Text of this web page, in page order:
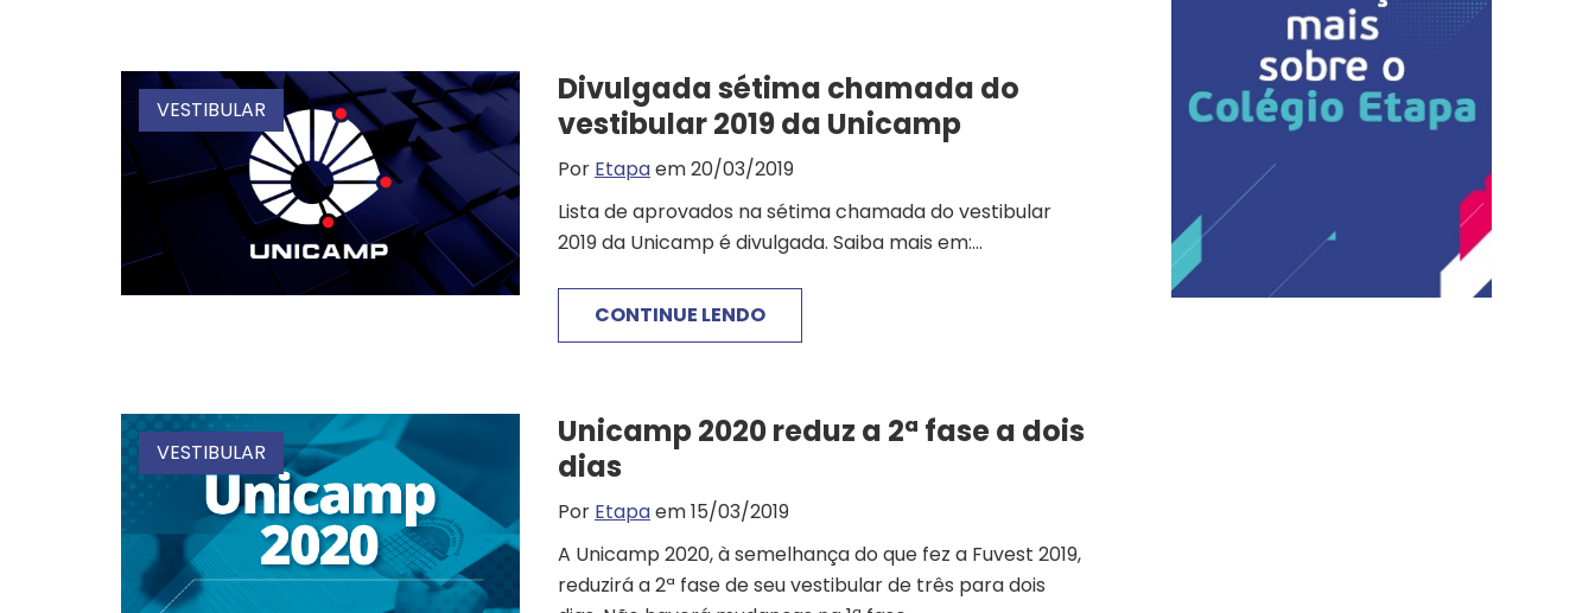
VESTIBULAR
Divulgada sétima chamada do
vestibular 2019 da Unicamp
Por Etapaem 20/03/2019
Lista de aprovados na sétima chamada do vestibular
2019 da Unicamp é divulgada. Saiba mais em:...
CONTINUE LENDO
VESTIBULAR
Unicamp 2020 reduz a 2ª fase a dois
dias
Por Etapaem 15/03/2019
A Unicamp 2020, à semelhança do que fez a Fuvest 2019,
reduzirá a 2ª fase de seu vestibular de três para dois